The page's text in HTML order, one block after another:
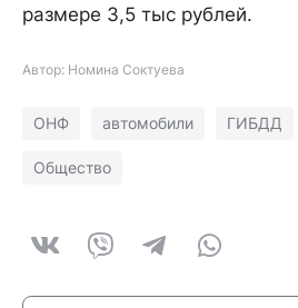
размере 3,5 тыс рублей.
Автор: Номина Соктуева
ОНФ автомобили ГИБДД
Общество